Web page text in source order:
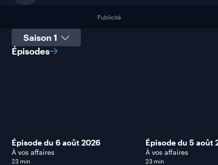
Publicité
Sélectionner une saison
Épisodes
Épisode du 6 août 2026
À vos affaires
23 min
Épisode du 5 août
À vos affaires
23 min